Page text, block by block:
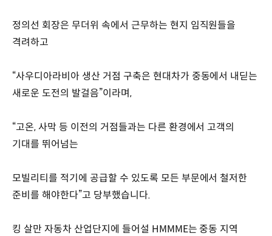
정의선 회장은 무더위 속에서 근무하는 현지 임직원들을
격려하고
“사우디아라비아 생산 거점 구축은 현대차가 중동에서 내딛는
새로운 도전의 발걸음”이라며,
“고온, 사막 등 이전의 거점들과는 다른 환경에서 고객의
기대를 뛰어넘는
모빌리티를 적기에 공급할 수 있도록 모든 부문에서 철저한
준비를 해야한다”고 당부했습니다.
킹 살만 자동차 산업단지에 들어설 HMMME는 중동 지역